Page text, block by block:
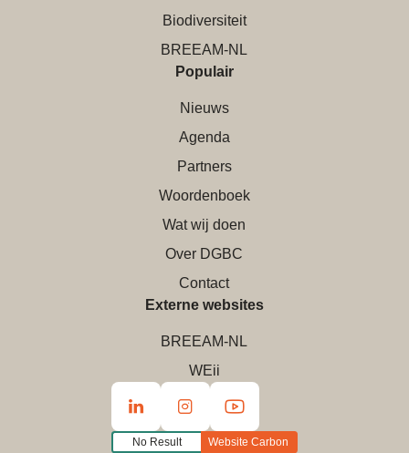
Biodiversiteit
BREEAM-NL
Populair
Nieuws
Agenda
Partners
Woordenboek
Wat wij doen
Over DGBC
Contact
Externe websites
BREEAM-NL
WEii
No Result Website Carbon